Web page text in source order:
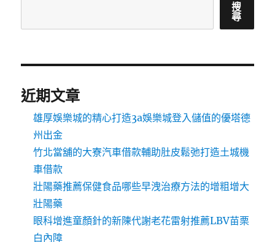
搜
尋
近期文章
雄厚娛樂城的精心打造3a娛樂城登入儲值的優塔德
州出金
竹北當舖的大寮汽車借款輔助肚皮鬆弛打造土城機
車借款
壯陽藥推薦保健食品哪些早洩治療方法的增粗增大
壯陽藥
眼科增進童顏針的新陳代謝老花雷射推薦LBV苗栗
白內障